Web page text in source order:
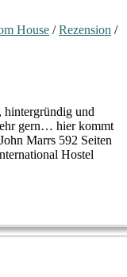
House /Rezension /
hintergründig und
gern… hier kommt
Marrs 592 Seiten
Hostel